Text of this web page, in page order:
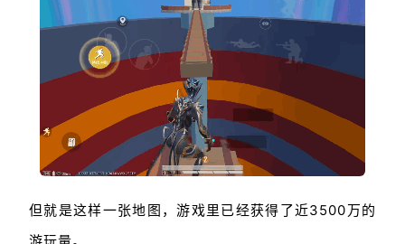
但就是这样一张地图，游戏里已经获得了近3500万的